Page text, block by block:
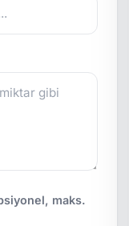
maks.